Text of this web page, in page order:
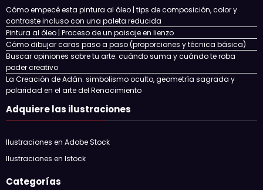
Cómo empecé esta pintura al óleo | tips de composición, color y
contraste incluso con una paleta reducida
Pintura al óleo | Proceso de un paisaje en lienzo
Cómo dibujar caras paso a paso (proporciones y técnica básica)
Buscar opiniones sobre tu arte: cuándo suma y cuándo te roba
poder creativo
La Creación de Adán: simbolismo oculto, geometría sagrada y
polaridad en el arte del Renacimiento
Adquiere las ilustraciones
Ilustraciones en Adobe Stock
Ilustraciones en Istock
Categorías